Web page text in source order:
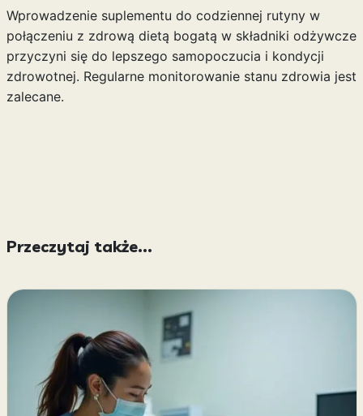
Wprowadzenie suplementu do codziennej rutyny w
połączeniu z zdrową dietą bogatą w składniki odżywcze
przyczyni się do lepszego samopoczucia i kondycji
zdrowotnej. Regularne monitorowanie stanu zdrowia jest
zalecane.
Przeczytaj także...